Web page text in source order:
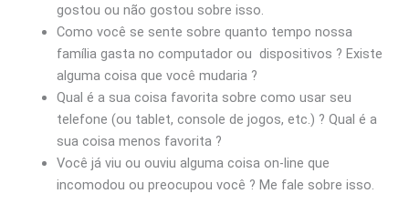
gostou ou não gostou sobre isso.
Como você se sente sobre quanto tempo nossa
família gasta no computador ou dispositivos ? Existe
alguma coisa que você mudaria ?
Qual é a sua coisa favorita sobre como usar seu
telefone (ou tablet, console de jogos, etc.) ? Qual é a
sua coisa menos favorita ?
Você já viu ou ouviu alguma coisa on-line que
incomodou ou preocupou você ? Me fale sobre isso.